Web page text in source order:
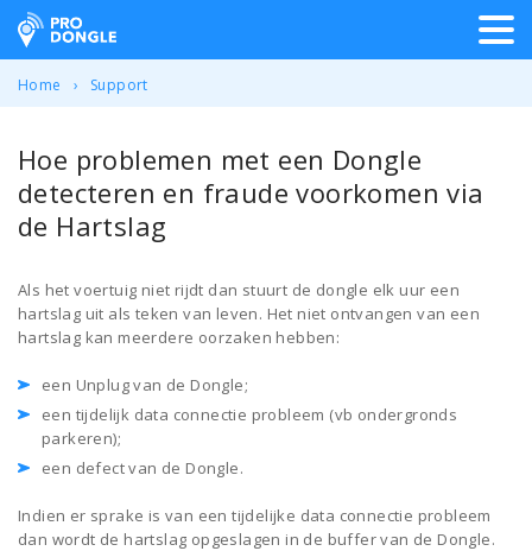
ProDongle Track & Trace
Home Support
Hoe problemen met een Dongle
detecteren en fraude voorkomen via
de Hartslag
Als het voertuig niet rijdt dan stuurt de dongle elk uur een
hartslag uit als teken van leven. Het niet ontvangen van een
hartslag kan meerdere oorzaken hebben:
een Unplug van de Dongle;
een tijdelijk data connectie probleem (vb ondergronds
parkeren);
een defect van de Dongle.
Indien er sprake is van een tijdelijke data connectie probleem
dan wordt de hartslag opgeslagen in de buffer van de Dongle.